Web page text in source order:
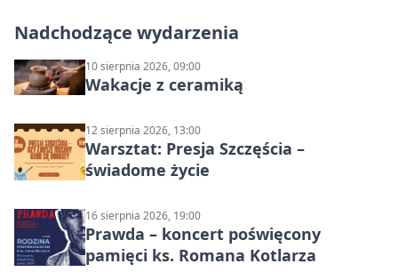
Nadchodzące wydarzenia
10 sierpnia 2026, 09:00
Wakacje z ceramiką
12 sierpnia 2026, 13:00
Warsztat: Presja Szczęścia –
świadome życie
16 sierpnia 2026, 19:00
Prawda – koncert poświęcony
pamięci ks. Romana Kotlarza